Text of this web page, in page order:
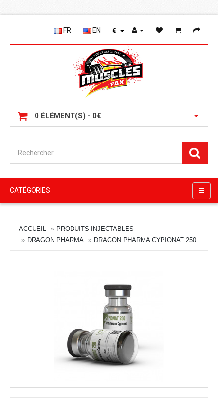
FR EN €
0 ÉLÉMENT(S) - 0€
CATÉGORIES
ACCUEIL
PRODUITS INJECTABLES
DRAGON PHARMA
DRAGON PHARMA CYPIONAT 250